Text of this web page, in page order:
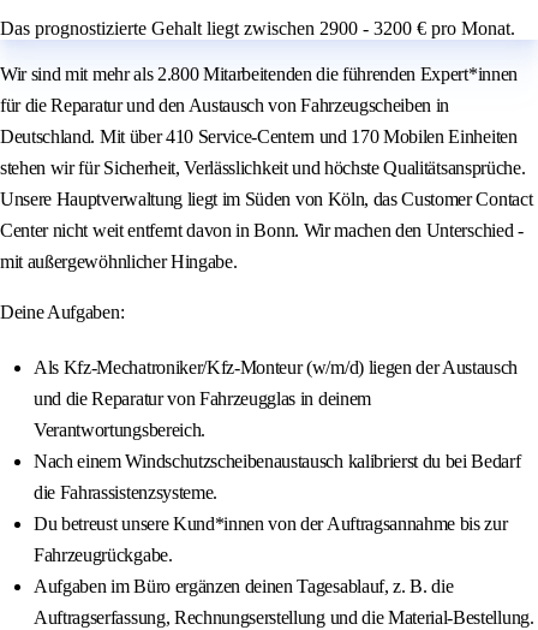
Das prognostizierte Gehalt liegt zwischen 2900 - 3200 € pro Monat.
Wir sind mit mehr als 2.800 Mitarbeitenden die führenden Expert*innen
für die Reparatur und den Austausch von Fahrzeugscheiben in
Deutschland. Mit über 410 Service-Centern und 170 Mobilen Einheiten
stehen wir für Sicherheit, Verlässlichkeit und höchste Qualitätsansprüche.
Unsere Hauptverwaltung liegt im Süden von Köln, das Customer Contact
Center nicht weit entfernt davon in Bonn. Wir machen den Unterschied -
mit außergewöhnlicher Hingabe.
Deine Aufgaben:
Als Kfz-Mechatroniker/Kfz-Monteur (w/m/d) liegen der Austausch
und die Reparatur von Fahrzeugglas in deinem
Verantwortungsbereich.
Nach einem Windschutzscheibenaustausch kalibrierst du bei Bedarf
die Fahrassistenzsysteme.
Du betreust unsere Kund*innen von der Auftragsannahme bis zur
Fahrzeugrückgabe.
Aufgaben im Büro ergänzen deinen Tagesablauf, z. B. die
Auftragserfassung, Rechnungserstellung und die Material-Bestellung.